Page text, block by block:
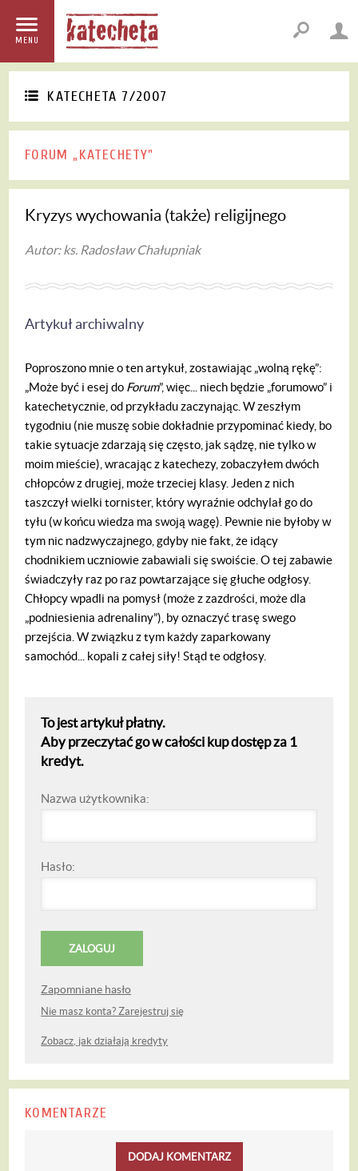
MENU
KATECHETA 7/2007
FORUM „KATECHETY"
Kryzys wychowania (także) religijnego
Autor: ks. Radosław Chałupniak
Artykuł archiwalny
Poproszono mnie o ten artykuł, zostawiając „wolną rękę”:
„Może być i esej do Forum”, więc... niech będzie „forumowo” i
katechetycznie, od przykładu zaczynając. W zeszłym
tygodniu (nie muszę sobie dokładnie przypominać kiedy, bo
takie sytuacje zdarzają się często, jak sądzę, nie tylko w
moim mieście), wracając z katechezy, zobaczyłem dwóch
chłopców z drugiej, może trzeciej klasy. Jeden z nich
taszczył wielki tornister, który wyraźnie odchylał go do
tyłu (w końcu wiedza ma swoją wagę). Pewnie nie byłoby w
tym nic nadzwyczajnego, gdyby nie fakt, że idący
chodnikiem uczniowie zabawiali się swoiście. O tej zabawie
świadczyły raz po raz powtarzające się głuche odgłosy.
Chłopcy wpadli na pomysł (może z zazdrości, może dla
„podniesienia adrenaliny”), by oznaczyć trasę swego
przejścia. W związku z tym każdy zaparkowany
samochód... kopali z całej siły! Stąd te odgłosy.
To jest artykuł płatny.
Aby przeczytać go w całości kup dostęp za 1
kredyt.
Nazwa użytkownika:
Hasło:
Zapomniane hasło
Nie masz konta? Zarejestruj się
Zobacz, jak działają kredyty
KOMENTARZE
DODAJ KOMENTARZ